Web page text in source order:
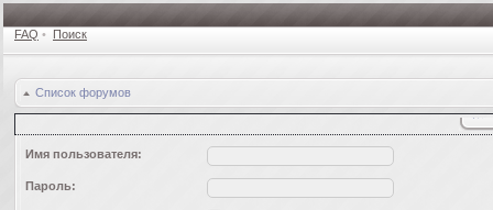
FAQ • Поиск
Список форумов
Имя пользователя:
Пароль: